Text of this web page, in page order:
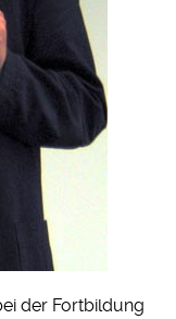
der Fortbildung